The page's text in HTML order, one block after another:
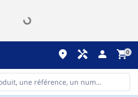
place handyman person shopping_cart0